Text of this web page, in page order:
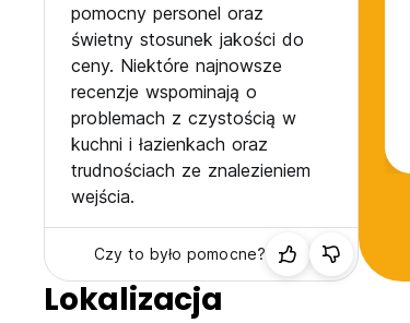
pomocny personel oraz
świetny stosunek jakości do
ceny. Niektóre najnowsze
recenzje wspominają o
problemach z czystością w
kuchni i łazienkach oraz
trudnościach ze znalezieniem
wejścia.
Czy to było pomocne?
Lokalizacja